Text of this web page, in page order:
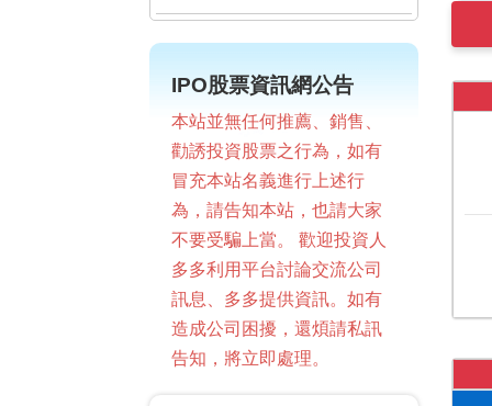
IPO股票資訊網公告
本站並無任何推薦、銷售、
勸誘投資股票之行為，如有
冒充本站名義進行上述行
為，請告知本站，也請大家
不要受騙上當。 歡迎投資人
多多利用平台討論交流公司
訊息、多多提供資訊。如有
造成公司困擾，還煩請私訊
告知，將立即處理。